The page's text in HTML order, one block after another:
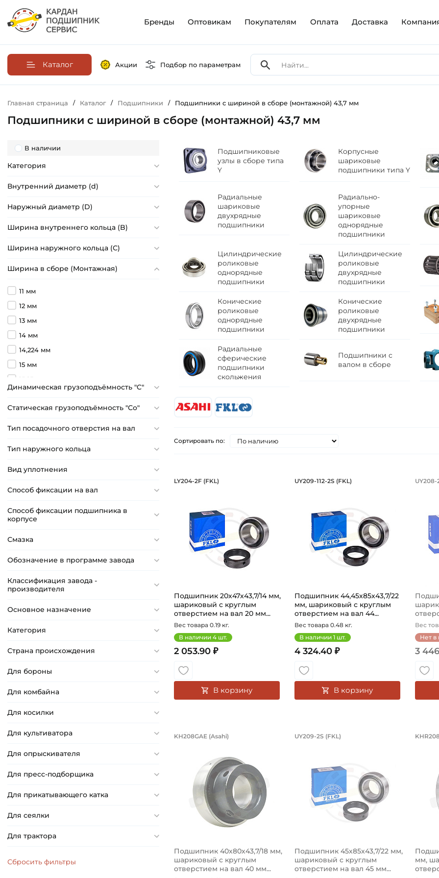
Бренды Оптовикам Покупателям Оплата Доставка
Каталог Акции Подбор по параметрам
Главная страница / Каталог / Подшипники / Подшипники с шириной в сборе (монтажной) 43,7 мм
Подшипники с шириной в сборе (монтажной) 43,7 мм
В наличии
Категория
Внутренний диаметр (d)
Наружный диаметр (D)
Ширина внутреннего кольца (B)
Ширина наружного кольца (С)
Ширина в сборе (Монтажная)
11 мм
12 мм
13 мм
14 мм
14,224 мм
15 мм
15,25 мм
15,875 мм
17 мм
17,25 мм
18,034 мм
18,288 мм
19 мм
19,25 мм
19,43 мм
19,842 мм
21 мм
21,25 мм
21,59 мм
22,1 мм
22,2 мм
20,75 мм
Динамическая грузоподъёмность "C"
Статическая грузоподъёмность "Сo"
Тип посадочного отверстия на вал
Тип наружного кольца
Вид уплотнения
Способ фиксации на вал
Способ фиксации подшипника в
корпусе
Смазка
Обозначение в программе завода
Классификация завода -
производителя
Основное назначение
Категория
Страна происхождения
Для бороны
Для комбайна
Для косилки
Для культиватора
Для опрыскивателя
Для пресс-подборщика
Для прикатывающего катка
Для сеялки
Для трактора
Подшипниковые
узлы в сборе типа
Y
Корпусные
шариковые
подшипники типа Y
Радиальные
шариковые
двухрядные
подшипники
Радиально-
упорные
шариковые
однорядные
подшипники
Цилиндрические
роликовые
однорядные
подшипники
Цилиндрические
роликовые
двухрядные
подшипники
Конические
роликовые
однорядные
подшипники
Конические
роликовые
двухрядные
подшипники
Радиальные
сферические
подшипники
скольжения
Подшипники с
валом в сборе
Сортировать по:
Подшипник 20х47х43,7/14 мм, шариковый с
LY204-2F (FKL)
Подшипник 20х47х43,7/14 мм,
шариковый с круглым
отверстием на вал 20 мм...
Вес товара 0.19 кг.
В наличии 4 шт.
2 053.90 ₽
В корзину
Подшипник
UY209-112-2S (FKL)
Подшипник 44,45х85х43,7/22
мм, шариковый с круглым
отверстием на вал 44...
Вес товара 0.48 кг.
В наличии 1 шт.
4 324.40 ₽
В корзину
UY208-
Вес
Нет в
3
Подшипник 40х80х43,7/18 мм, шариковый с
KH208GAE (Asahi)
Подшипник 40х80х43,7/18 мм,
шариковый с круглым
отверстием на вал 40 мм...
Подшипник 45х85х43,7/
UY209-2S (FKL)
Подшипник 45х85х43,7/22 мм,
шариковый с круглым
отверстием на вал 45 мм...
мм,